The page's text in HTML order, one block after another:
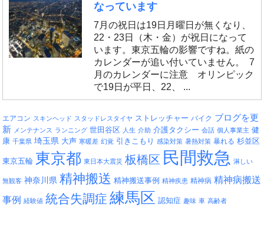
なっています
7月の祝日は19日月曜日が無くなり、
22・23日（木・金）が祝日になって
います。東京五輪の影響ですね。紙の
カレンダーが追い付いていません。 7
月のカレンダーに注意 オリンピック
で19日が平日、22、 ...
エアコン スキンヘッド スタッドレスタイヤ ストレッチャー バイク ブログを更
新 メンテナンス ランニング 世田谷区 人生 介助 介護タクシー 会話 個人事業主 健
康 千葉県 埼玉県 大声 寒暖差 幻覚 引きこもり 感染対策 暑熱対策 暴れる 杉並区
東京五輪 東京都 東日本大震災 板橋区 民間救急 淋しい
無観客 神奈川県 精神搬送 精神搬送事例 精神疾患 精神病 精神病搬送
事例
経験値 統合失調症 練馬区 認知症 趣味 車 高齢者